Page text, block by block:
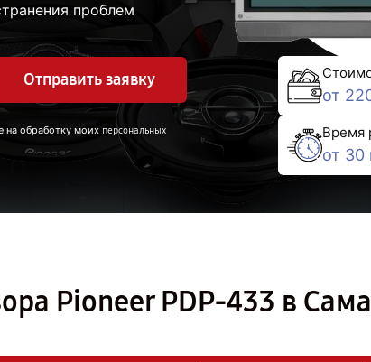
проблем
Отправить заявку
на обработку моих персональных
от
Время
от 30
Pioneer PDP-433 в